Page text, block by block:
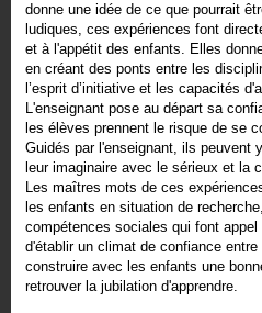
donne une idée de ce que pourrait
ludiques, ces expériences font
et à l'appétit des enfants. Elles
en créant des ponts entre les
l’esprit d’initiative et les capacités
L'enseignant pose au départ sa
les élèves prennent le risque de se
Guidés par l'enseignant, ils peuvent
leur imaginaire avec le sérieux et la
Les maîtres mots de ces
les enfants en situation de
compétences sociales qui font appel
d'établir un climat de confiance
construire avec les enfants une
retrouver la jubilation d'apprendre.